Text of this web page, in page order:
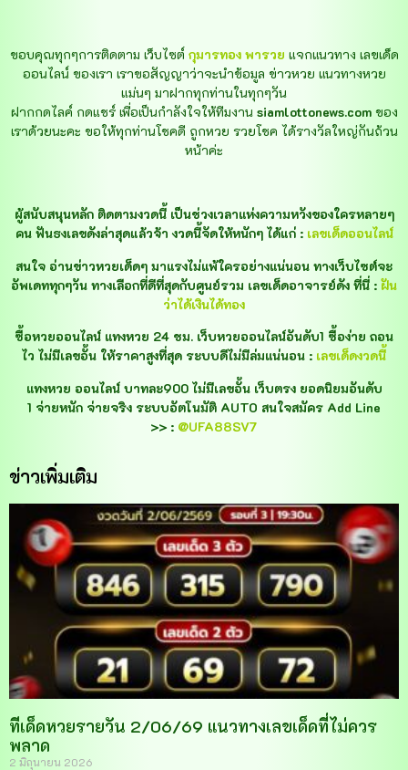
ขอบคุณทุกๆการติดตาม เว็บไซต์ กุมารทอง พารวย แจกแนวทาง เลขเด็ด
ออนไลน์ ของเรา เราขอสัญญาว่าจะนำข้อมูล ข่าวหวย แนวทางหวย
แม่นๆ มาฝากทุกท่านในทุกๆวัน
ฝากกดไลค์ กดแชร์ เพื่อเป็นกำลังใจให้ทีมงาน siamlottonews.comของ
เราด้วยนะคะ ขอให้ทุกท่านโชคดี ถูกหวย รวยโชค ได้รางวัลใหญ่กันถ้วน
หน้าค่ะ
ผู้สนับสนุนหลัก ติดตามงวดนี้ เป็นช่วงเวลาแห่งความหวังของใครหลายๆ
คน ฟันธงเลขดังล่าสุดแล้วจ้า งวดนี้จัดให้หนักๆ ได้แก่ : เลขเด็ดออนไลน์
สนใจ อ่านข่าวหวยเด็ดๆ มาแรงไม่แพ้ใครอย่างแน่นอน ทางเว็บไซต์จะ
อัพเดททุกๆวัน ทางเลือกที่ดีที่สุดกับศูนย์รวม เลขเด็ดอาจารย์ดัง ที่นี่ : ฝัน
ว่าได้เงินได้ทอง
ซื้อหวยออนไลน์ แทงหวย 24 ชม. เว็บหวยออนไลน์อันดับ1 ซื้อง่าย ถอน
ไว ไม่มีเลขอั้น ให้ราคาสูงที่สุด ระบบดีไม่มีล่มแน่นอน : เลขเด็ดงวดนี้
แทงหวย ออนไลน์ บาทละ900 ไม่มีเลขอั้น เว็บตรง ยอดนิยมอันดับ
1 จ่ายหนัก จ่ายจริง ระบบอัตโนมัติ AUTO สนใจสมัคร Add Line
>> : @UFA88SV7
ข่าวเพิ่มเติม
ทีเด็ดหวยรายวัน 2/06/69 แนวทางเลขเด็ดที่ไม่ควร
พลาด
2 มิถุนายน 2026